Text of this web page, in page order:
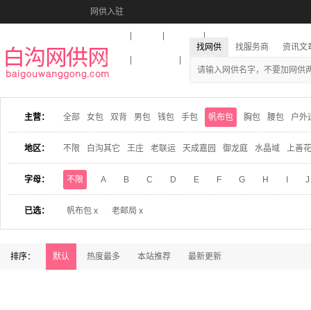
网供入驻
收藏本站
找网供 找服务商 资讯文
主营： 全部 女包 双背 男包 钱包 手包 帆布包 胸包 腰包 户外
地区： 不限 白沟其它 王庄 老联运 天成嘉园 御龙庭 水晶域 上善
字母： 不限 A B C D E F G H J
已选： 帆布包 x 老邮局 x
排序： 默认 热度最多 本站推荐 最新更新